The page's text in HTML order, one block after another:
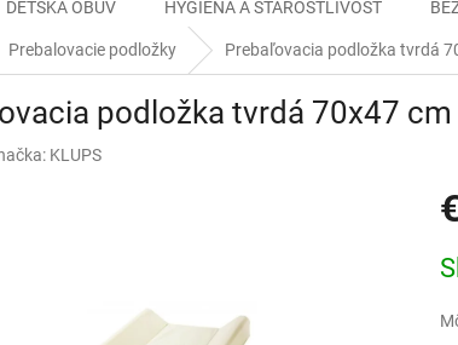
DETSKÁ OBUV HYGIENA A STAROSTLIVOSŤ
Prebalovacie podložky Prebaľovacia podložka tvrdá
podložka tvrdá 70x47
KLUPS